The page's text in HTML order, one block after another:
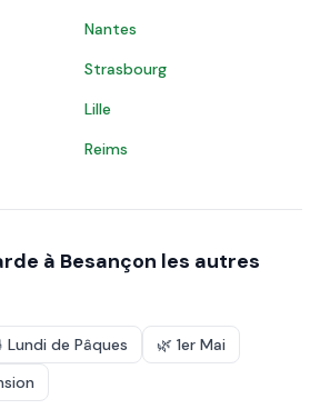
Nantes
Strasbourg
Lille
Reims
à Besançon les autres
Lundi de Pâques 🌿 1er Mai